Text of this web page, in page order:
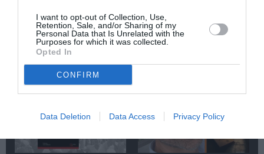
I want to opt-out of Collection, Use,
Retention, Sale, and/or Sharing of my
Personal Data that Is Unrelated with the
Purposes for which it was collected.
Opted In
CONFIRM
Data Deletion Data Access Privacy Policy
Η μακρά λίστα με
τις υποψηφιότητες
για το Βραβείο
Booker 2026
Έκθεση Βιβλίου